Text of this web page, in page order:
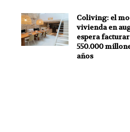
Coliving: el
vivienda en
espera facturar
550.000
años